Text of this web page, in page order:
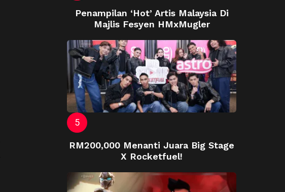
Penampilan ‘Hot’ Artis Malaysia Di
Majlis Fesyen HMxMugler
RM200,000 Menanti Juara Big Stage
X Rocketfuel!